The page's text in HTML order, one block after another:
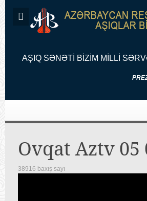
AŞIQ SƏNƏTİ BİZİM MİLLİ
Ovqat Aztv 05
38916 baxış sayı